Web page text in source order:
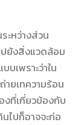
ะหว่างส่วน
ปยังสิ่งแวดล้อม
เพราะว่าใน
ยเทความร้อน
งที่เกี่ยวข้องกับ
ไปก็อาจจะก่อ